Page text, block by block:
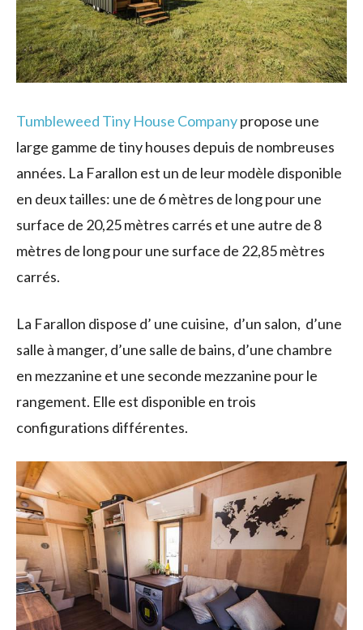
Tumbleweed Tiny House Companypropose une
large gamme de tiny houses depuis de nombreuses
années. La Farallon est un de leur modèle disponible
en deux tailles: une de 6 mètres de long pour une
surface de 20,25 mètres carrés et une autre de 8
mètres de long pour une surface de 22,85 mètres
carrés.
La Farallon dispose d’ une cuisine, d’un salon, d’une
salle à manger, d’une salle de bains, d’une chambre
en mezzanine et une seconde mezzanine pour le
rangement. Elle est disponible en trois
configurations différentes.